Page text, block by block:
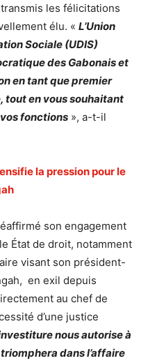
les félicitations
élu. « L’Union
Sociale (UDIS)
des Gabonais et
en tant que premier
tout en vous souhaitant
fonctions », a-t-il
la pression pour le
son engagement
État de droit, notamment
visant son président-
en exil depuis
au chef de
d’une justice
nous autorise à
dans l’affaire